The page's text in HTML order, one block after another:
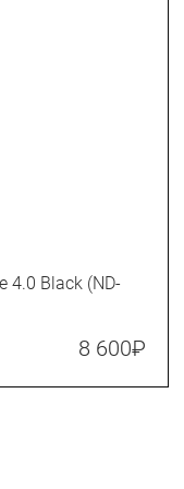
4.0 Black (ND-
8 600₽